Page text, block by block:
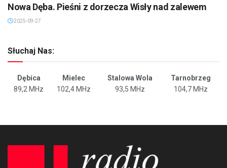
Nowa Dęba. Pieśni z dorzecza Wisły nad zalewem
2025-09-27
Słuchaj Nas:
Dębica Mielec Stalowa Wola
Tarnobrzeg
89,2 MHz
102,4 MHz 93,5 MHz 104,7 MHz